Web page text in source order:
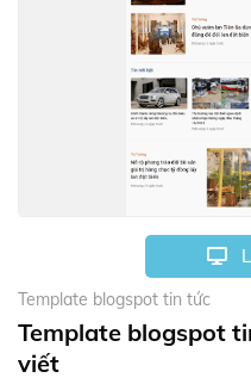
Template blogspot tin tức
Template blogspot
viết